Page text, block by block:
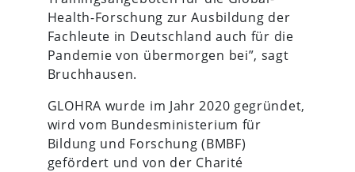
Health-Forschung zur Ausbildung der
Fachleute in Deutschland auch für die
Pandemie von übermorgen bei”, sagt
Bruchhausen.
GLOHRA wurde im Jahr 2020 gegründet,
wird vom Bundesministerium für
Bildung und Forschung (BMBF)
gefördert und von der Charité